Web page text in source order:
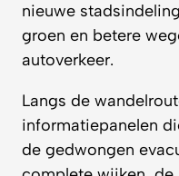
nieuwe
groen en betere
autoverkeer.
Langs de
informatiepanelen
de gedwongen